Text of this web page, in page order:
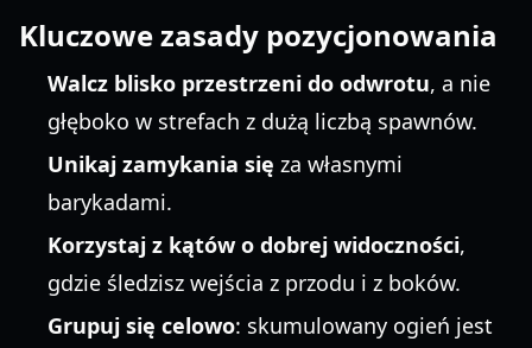
Kluczowe zasady pozycjonowania
Walcz blisko przestrzeni do odwrotu, a nie
głęboko w strefach z dużą liczbą spawnów.
Unikaj zamykania się za własnymi
barykadami.
Korzystaj z kątów o dobrej widoczności,
gdzie śledzisz wejścia z przodu i z boków.
Grupuj się celowo: skumulowany ogień jest